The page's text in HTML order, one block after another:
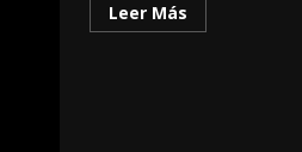
Leer Más